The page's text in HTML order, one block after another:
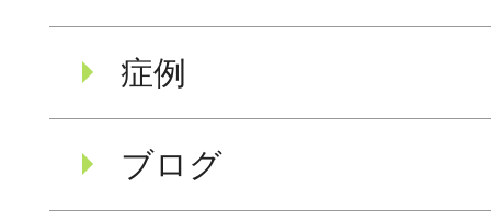
症例
ブログ